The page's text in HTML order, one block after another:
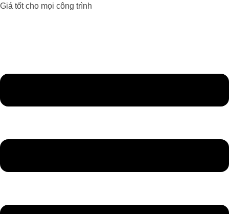
Giá tốt cho mọi công trình